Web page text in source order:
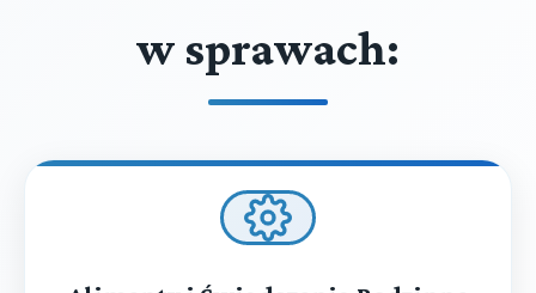
w sprawach: